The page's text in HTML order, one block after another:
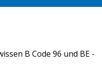
B Code 96 und BE-